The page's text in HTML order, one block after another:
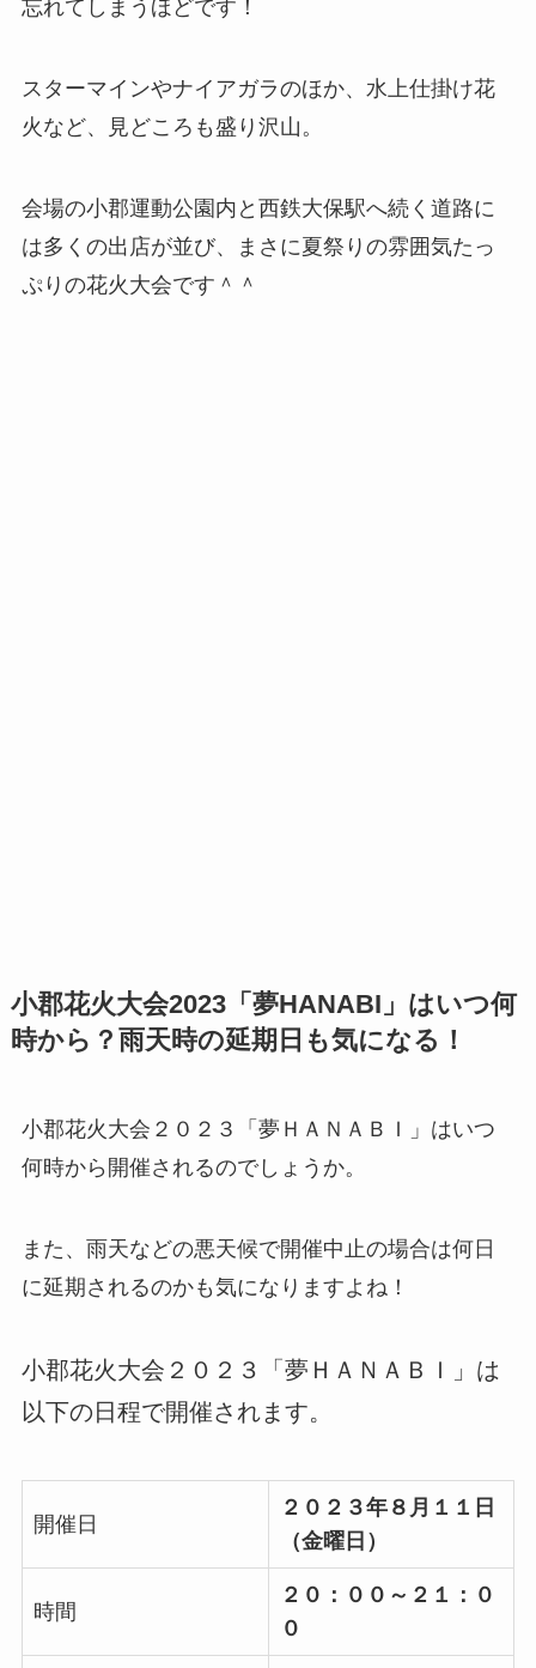
忘れてしまうほどです！
スターマインやナイアガラのほか、水上仕掛け花
火など、見どころも盛り沢山。
会場の小郡運動公園内と西鉄大保駅へ続く道路に
は多くの出店が並び、まさに夏祭りの雰囲気たっ
ぷりの花火大会です＾＾
小郡花火大会2023「夢HANABI」はいつ何
時から？雨天時の延期日も気になる！
小郡花火大会２０２３「夢ＨＡＮＡＢＩ」はいつ
何時から開催されるのでしょうか。
また、雨天などの悪天候で開催中止の場合は何日
に延期されるのかも気になりますよね！
小郡花火大会２０２３「夢ＨＡＮＡＢＩ」は
以下の日程で開催されます。
開催日
２０２３年８月１１日
（金曜日）
時間
２０：００～２１：０
０